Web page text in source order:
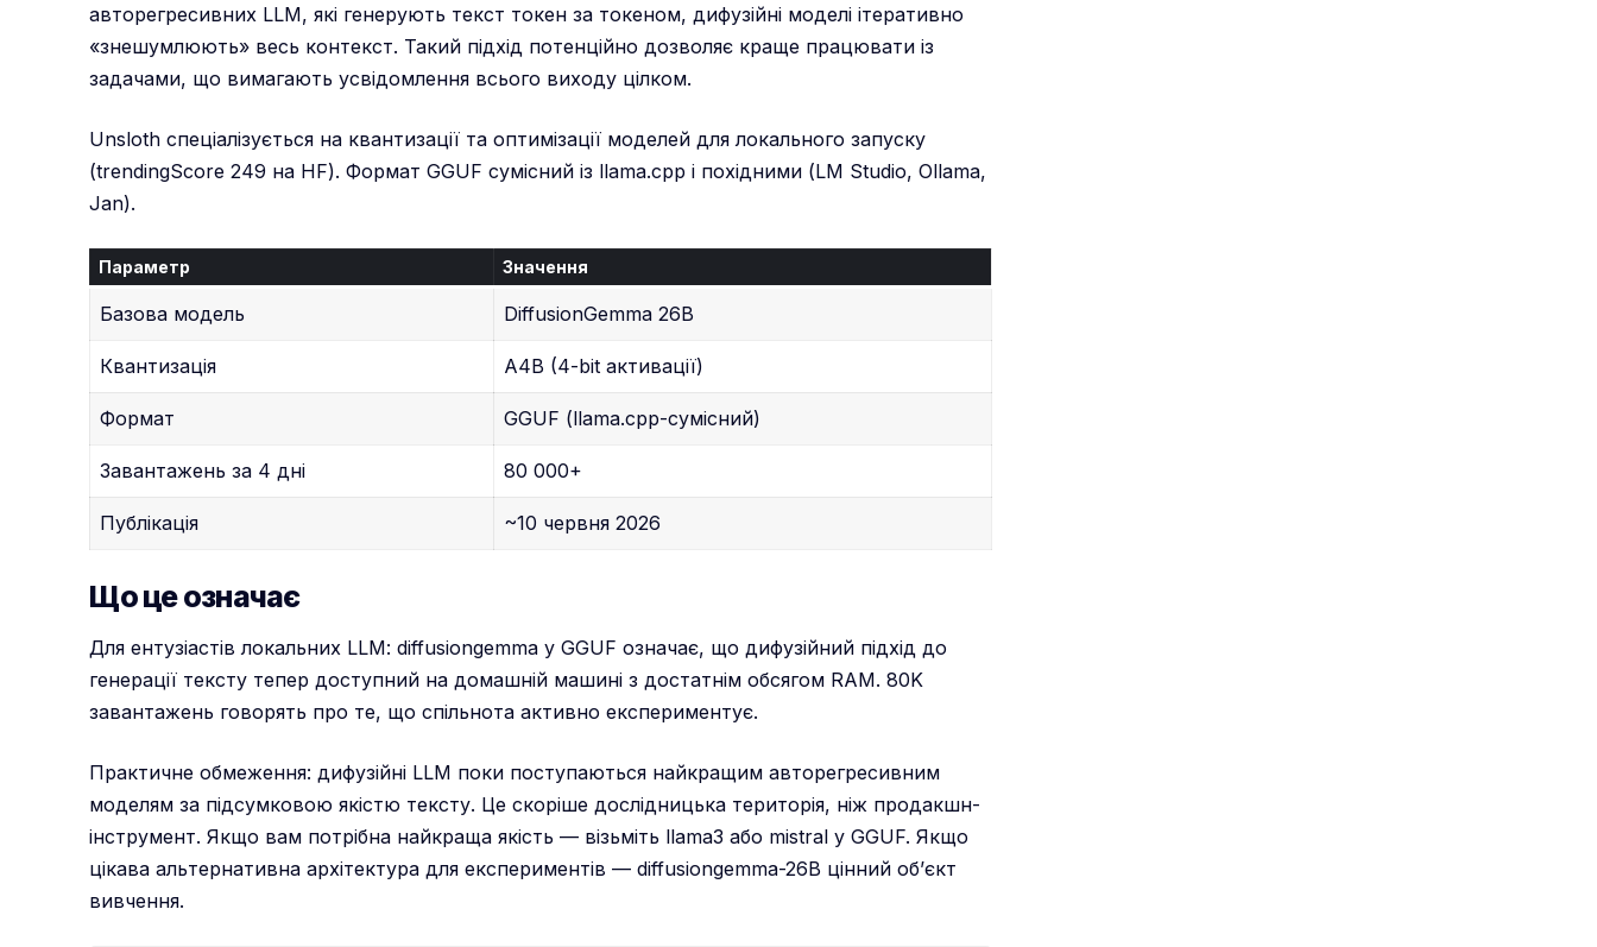
авторегресивних LLM, які генерують текст токен за токеном, дифузійні моделі ітеративно
«знешумлюють» весь контекст. Такий підхід потенційно дозволяє краще працювати із
задачами, що вимагають усвідомлення всього виходу цілком.
Unsloth спеціалізується на квантизації та оптимізації моделей для локального запуску
(trendingScore 249 на HF). Формат GGUF сумісний із llama.cpp і похідними (LM Studio, Ollama,
Jan).
Параметр Значення
Базова модель DiffusionGemma 26B
Квантизація A4B (4-bit активації)
Формат GGUF (llama.cpp-сумісний)
Завантажень за 4 дні 80 000+
Публікація ~10 червня 2026
Що це означає
Для ентузіастів локальних LLM: diffusiongemma у GGUF означає, що дифузійний підхід до
генерації тексту тепер доступний на домашній машині з достатнім обсягом RAM. 80K
завантажень говорять про те, що спільнота активно експериментує.
Практичне обмеження: дифузійні LLM поки поступаються найкращим авторегресивним
моделям за підсумковою якістю тексту. Це скоріше дослідницька територія, ніж продакшн-
інструмент. Якщо вам потрібна найкраща якість — візьміть llama3 або mistral у GGUF. Якщо
цікава альтернативна архітектура для експериментів — diffusiongemma-26B цінний об’єкт
вивчення.